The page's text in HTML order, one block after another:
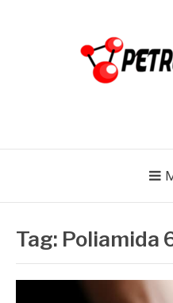
Tag: Poliamida